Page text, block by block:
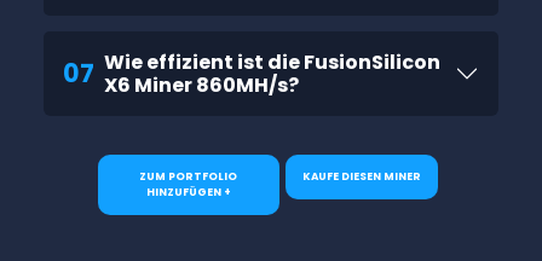
07 Wie effizient ist die FusionSilicon
X6 Miner 860MH/s?
ZUM PORTFOLIO
HINZUFÜGEN +
KAUFE DIESEN MINER